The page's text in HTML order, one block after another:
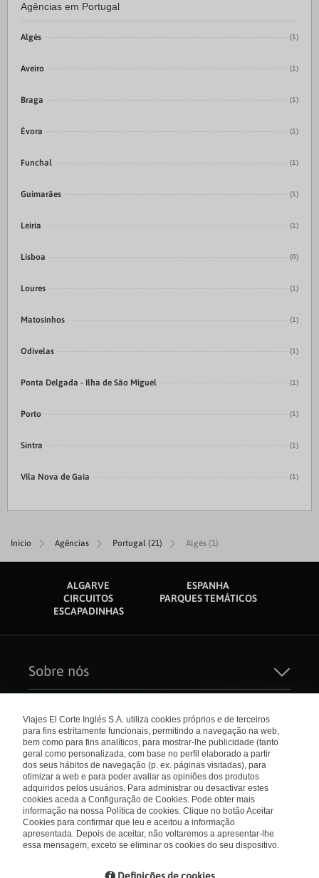
Inicio Agências Portugal (21) Algés (1)
Agências em Portugal
Algés (1)
Aveiro (1)
Braga (1)
Évora (1)
Funchal (1)
Guimarães (1)
Leiria (1)
Lisboa (6)
Loures (1)
Matosinhos (1)
Odivelas (1)
Ponta Delgada - Ilha de São Miguel (1)
Porto (1)
Sintra (1)
Vila Nova de Gaia (1)
ALGARVE
ESPANHA
CIRCUITOS
PARQUES TEMÁTICOS
ESCAPADINHAS
Sobre nós
Quem Somos
Seguros de Viagem
Carreiras
El Corte Inglés
Catálogos
Check-in Online
Condições Gerais
Política de privacidade
Política de Cookies
Empresas/ Grupos
Livro de Reclamações
Internacional
Portugal
Visite nosso blog
Blog de Viajes el Corte inglés
Viajes El Corte Inglés S.A. utiliza cookies próprios e de terceiros
para fins estritamente funcionais, permitindo a navegação na web,
bem como para fins analíticos, para mostrar-lhe publicidade (tanto
geral como personalizada, com base no perfil elaborado a partir
dos seus hábitos de navegação (p. ex. páginas visitadas), para
otimizar a web e para poder avaliar as opiniões dos produtos
adquiridos pelos usuários. Para administrar ou desactivar estes
cookies aceda a Configuração de Cookies. Pode obter mais
informação na nossa Política de cookies. Clique no botão Aceitar
Cookies para confirmar que leu e aceitou a informação
apresentada. Depois de aceitar, não voltaremos a apresentar-lhe
essa mensagem, exceto se eliminar os cookies do seu dispositivo.